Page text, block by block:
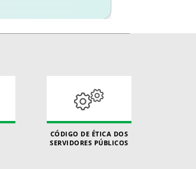
CÓDIGO DE ÉTICA DOS
SERVIDORES PÚBLICOS